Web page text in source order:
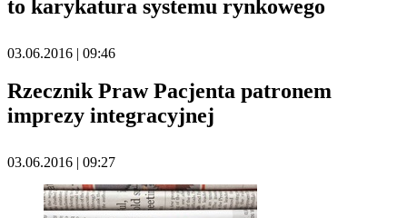
to karykatura systemu rynkowego
03.06.2016 | 09:46
Rzecznik Praw Pacjenta patronem
imprezy integracyjnej
03.06.2016 | 09:27